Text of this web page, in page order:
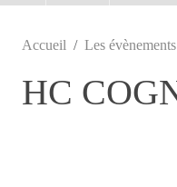
Accueil Les évènements
HC